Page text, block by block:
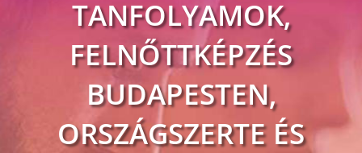
TANFOLYAMOK,
FELNŐTTKÉPZÉS
BUDAPESTEN,
ORSZÁGSZERTE ÉS